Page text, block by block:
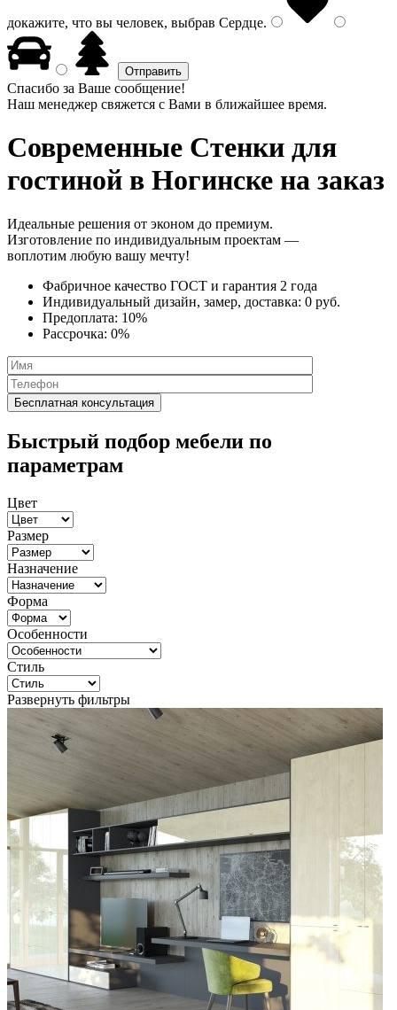
докажите, что вы человек, выбрав Сердце.
Спасибо за Ваше сообщение!
Наш менеджер свяжется с Вами в ближайшее время.
Современные Стенки для
гостиной в Ногинске на заказ
Идеальные решения от эконом до премиум.
Изготовление по индивидуальным проектам —
воплотим любую вашу мечту!
Фабричное качество ГОСТ и гарантия 2 года
Индивидуальный дизайн, замер, доставка: 0 руб.
Предоплата: 10%
Рассрочка: 0%
Быстрый подбор мебели по
параметрам
Цвет
Размер
Назначение
Форма
Особенности
Стиль
Развернуть фильтры